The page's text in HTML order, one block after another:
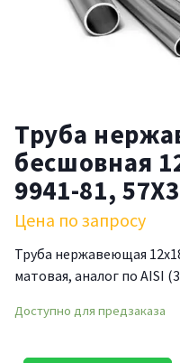
Труба
бесшовная
9941-81,
Цена по запросу
Труба нержавеющая
матовая, аналог по AISI
Доступно для предзаказа